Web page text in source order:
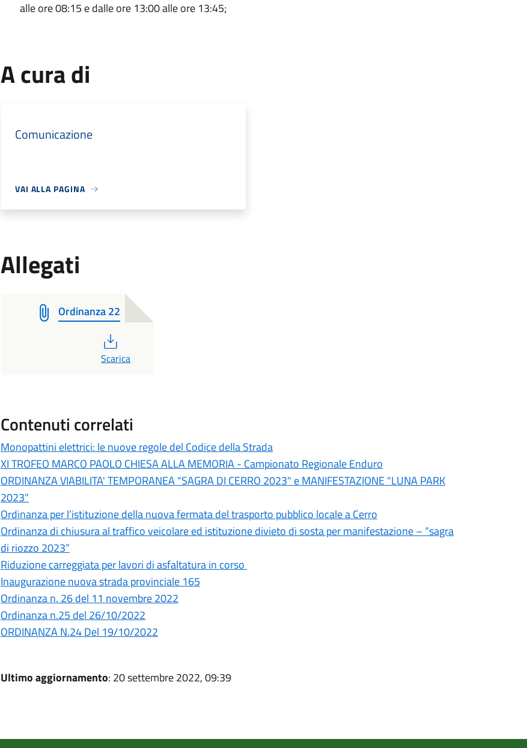
alle ore 08:15 e dalle ore 13:00 alle ore 13:45;
A cura di
Comunicazione
VAI ALLA PAGINA
Allegati
Ordinanza 22
PDF
Scarica
Contenuti correlati
Monopattini elettrici: le nuove regole del Codice della Strada
XI TROFEO MARCO PAOLO CHIESA ALLA MEMORIA - Campionato Regionale Enduro
ORDINANZA VIABILITA' TEMPORANEA "SAGRA DI CERRO 2023" e MANIFESTAZIONE "LUNA PARK
2023"
Ordinanza per l’istituzione della nuova fermata del trasporto pubblico locale a Cerro
Ordinanza di chiusura al traffico veicolare ed istituzione divieto di sosta per manifestazione – “sagra
di riozzo 2023”
Riduzione carreggiata per lavori di asfaltatura in corso
Inaugurazione nuova strada provinciale 165
Ordinanza n. 26 del 11 novembre 2022
Ordinanza n.25 del 26/10/2022
ORDINANZA N.24 Del 19/10/2022
Ultimo aggiornamento: 20 settembre 2022, 09:39